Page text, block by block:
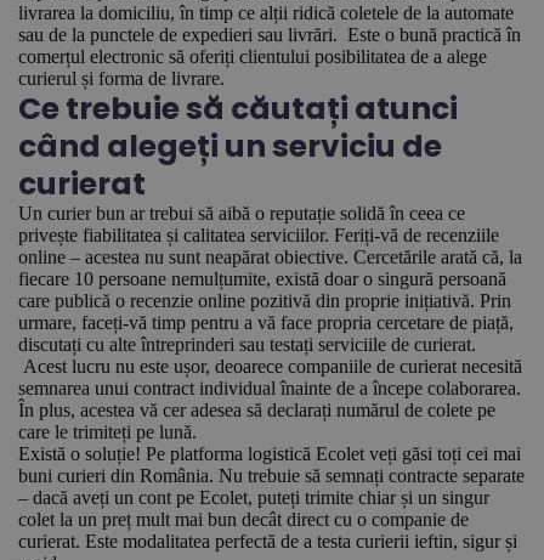
livrarea la domiciliu, în timp ce alții ridică coletele de la automate
sau de la punctele de expedieri sau livrări. Este o bună practică în
comerțul electronic să oferiți clientului posibilitatea de a alege
curierul și forma de livrare.
Ce trebuie să căutați atunci
când alegeți un serviciu de
curierat
Un curier bun ar trebui să aibă o reputație solidă în ceea ce
privește fiabilitatea și calitatea serviciilor. Feriți-vă de recenziile
online – acestea nu sunt neapărat obiective. Cercetările arată că, la
fiecare 10 persoane nemulțumite, există doar o singură persoană
care publică o recenzie online pozitivă din proprie inițiativă. Prin
urmare, faceți-vă timp pentru a vă face propria cercetare de piață,
discutați cu alte întreprinderi sau testați serviciile de curierat.
Acest lucru nu este ușor, deoarece companiile de curierat necesită
semnarea unui contract individual înainte de a începe colaborarea.
În plus, acestea vă cer adesea să declarați numărul de colete pe
care le trimiteți pe lună.
Există o soluție! Pe platforma logistică Ecolet veți găsi toți cei mai
buni curieri din România. Nu trebuie să semnați contracte separate
– dacă aveți un cont pe Ecolet, puteți trimite chiar și un singur
colet la un preț mult mai bun decât direct cu o companie de
curierat. Este modalitatea perfectă de a testa curierii ieftin, sigur și